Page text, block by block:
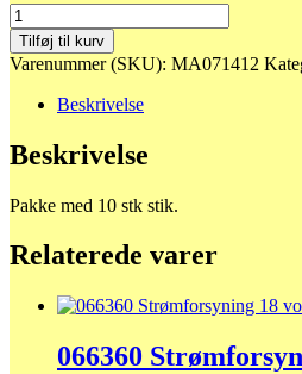
071412
Gule
hanstik
antal
Tilføj til kurv
Varenummer (SKU): MA071412
Beskrivelse
Beskrivelse
Pakke med 10 stk stik.
Relaterede varer
066360